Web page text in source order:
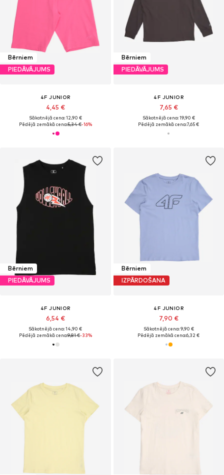
Bērniem
PIEDĀVĀJUMS
4F JUNIOR
4,45 €
Sākotnējā cena: 12,90 €
Pēdējā zemākā cena:5,34 €-16%
Bērniem
PIEDĀVĀJUMS
4F JUNIOR
7,65 €
Sākotnējā cena: 19,90 €
Pēdējā zemākā cena:7,65 €
Bērniem
PIEDĀVĀJUMS
4F JUNIOR
6,54 €
Sākotnējā cena: 14,90 €
Pēdējā zemākā cena:9,81 €-33%
Bērniem
IZPĀRDOŠANA
4F JUNIOR
7,90 €
Sākotnējā cena: 9,90 €
Pēdējā zemākā cena:6,32 €